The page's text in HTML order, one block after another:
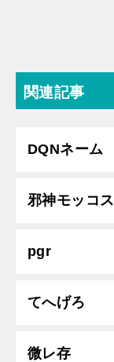
関連記事
DQNネーム
邪神モッコス
pgr
てへげろ
微レ存